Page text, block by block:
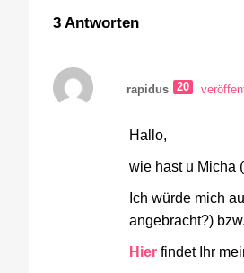
3 Antworten
rapidus 20
Hallo,
wie hast u Micha
Ich würde mich
angebracht?)
Hier findet Ihr